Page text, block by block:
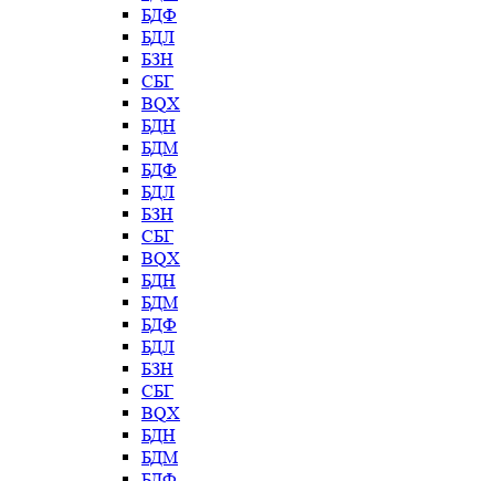
БДФ
БДЛ
БЗН
СБГ
BQX
БДН
БДМ
БДФ
БДЛ
БЗН
СБГ
BQX
БДН
БДМ
БДФ
БДЛ
БЗН
СБГ
BQX
БДН
БДМ